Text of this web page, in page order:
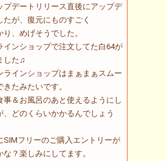
プデートリリース直後にアップデ
たが、復元にものすごく
、めげそうでした。
インショップで注文してた白64が
した♫
ラインショップはまぁまぁスムー
きたみたいです。
事＆お風呂のあと使えるようにし
、どのくらいかかるんでしょう
SIMフリーのご購入エントリーが
な？楽しみにしてます。